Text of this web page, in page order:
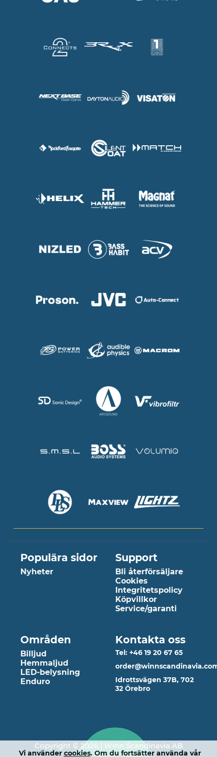
Vi använder cookies. Om du fortsätter använda vår
Populära sidor
Nyheter
Support
Bli återförsäljare
Cookies
Integritetspolicy
Köpvillkor
Service/garanti
Områden
Billjud
Hemmaljud
LED-belysning
Enduro
Kontakta oss
Tel: +46 19 20 67 65
Idrottsvägen 37B, 702
32 Örebro
Copyright © 2026 | Winn Scandinavia AB